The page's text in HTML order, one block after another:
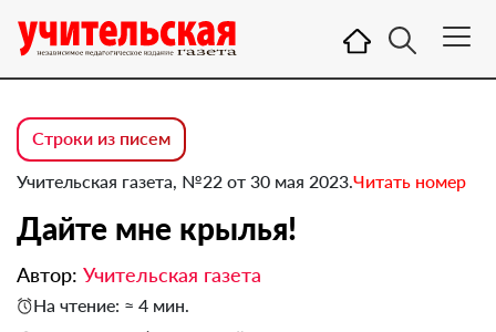
Строки из писем
Учительская газета, №22 от 30 мая 2023.Читать номер
Дайте мне крылья!
Автор: Учительская газета
На чтение: ≈ 4 мин.